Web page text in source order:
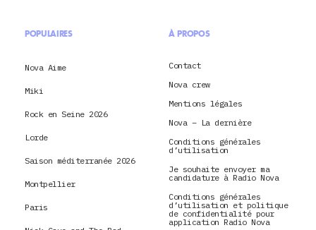
POPULAIRES
Nova Aime
Miki
Rock en Seine 2026
Lorde
Saison méditerranée 2026
Montpellier
Paris
À PROPOS
Contact
Nova crew
Mentions légales
Nova – La dernière
Conditions générales
d’utilisation
Je souhaite envoyer ma
candidature à Radio Nova
Conditions générales
d’utilisation et politique
de confidentialité pour
application Radio Nova